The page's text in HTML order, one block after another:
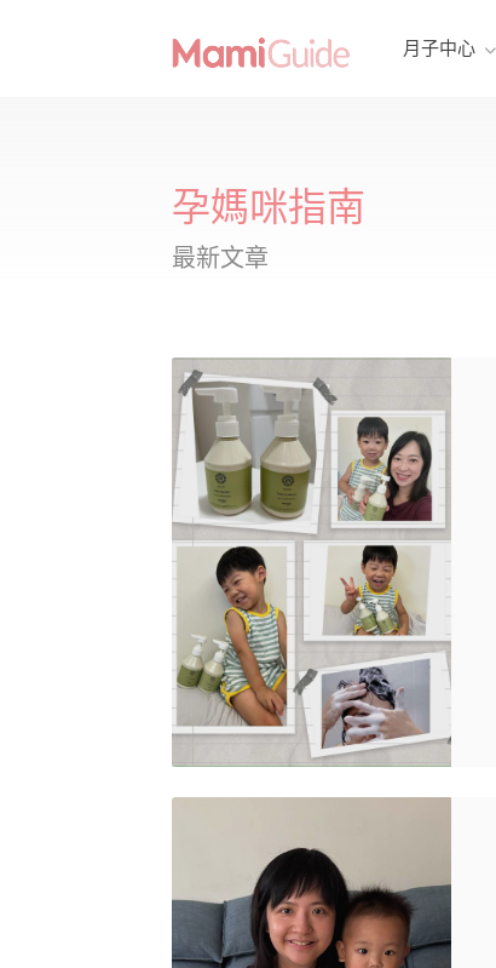
月子中心
孕媽咪指南
最新文章